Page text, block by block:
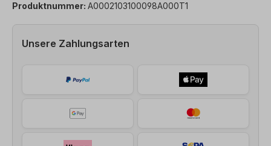
Produktnummer: A0002103100098A000T1
Unsere Zahlungsarten